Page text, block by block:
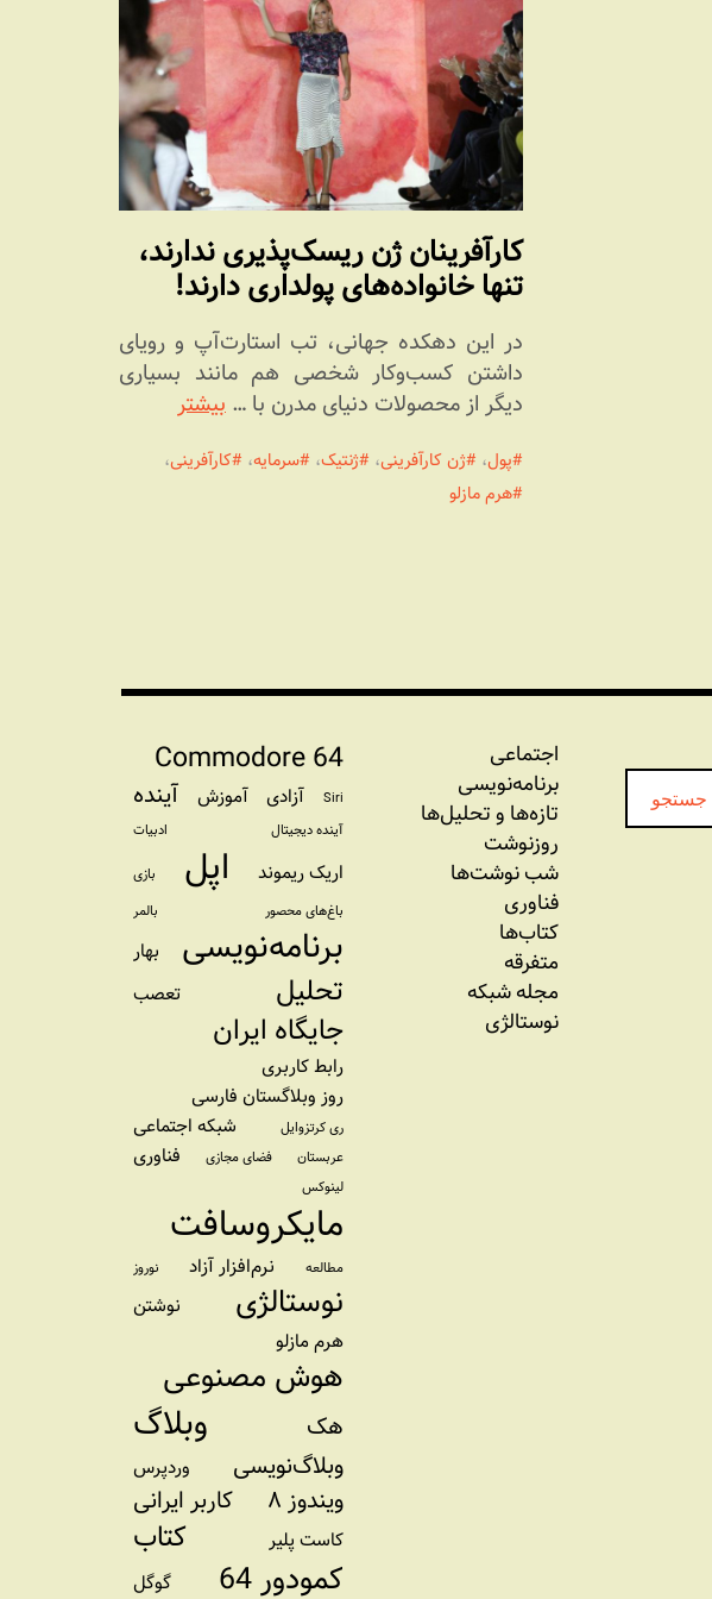
کارآفرینان ژن ریسک‌پذیری ندارند،
تنها خانواده‌های پولداری دارند!
در این دهکده جهانی، تب استارت‌آپ و رویای
داشتن کسب‌وکار شخصی هم مانند بسیاری
دیگر از محصولات دنیای مدرن با …بیشتر
پول، ژن کارآفرینی، ژنتیک، سرمایه، کارآفرینی،
هرم مازلو
جستجو
اجتماعی
برنامه‏‌نویسی
تازه‌‌ها و تحلیل‌ها
روزنوشت
شب نوشت‌ها
فناوری
کتاب‌ها
متفرقه
مجله شبکه
نوستالژی
Commodore 64
Siri آزادی آموزش آینده
آینده دیجیتال ادبیات
اریک ریموند اپل
بازی
باغ‌های محصور
بالمر
برنامه‌نویسی بهار
تحلیل تعصب
جایگاه ایران
رابط کاربری
روز وبلاگستان فارسی
ری کرتزوایل شبکه اجتماعی
عربستان فضای مجازی فناوری
لینوکس
مایکروسافت
مطالعه نرم‌افزار آزاد نوروز
نوستالژی
نوشتن
هرم مازلو
هوش مصنوعی
هک وبلاگ
وبلاگ‌نویسی وردپرس
ویندوز ۸ کاربر ایرانی
کاست پلیر کتاب
کمودور 64 گوگل